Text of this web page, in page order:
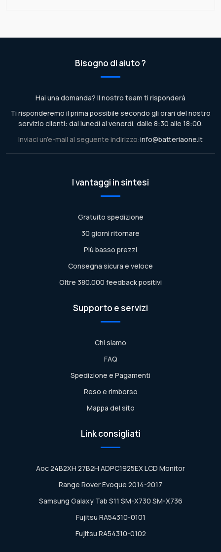
Bisogno di aiuto ?
Hai una domanda? Il nostro team ti risponderà
Ti risponderemo il prima possibile secondo gli orari del nostro
servizio clienti: dal lunedì al venerdì, dalle 8:30 alle 18:00.
Inviaci un'e-mail al seguente indirizzo:info@batteriaone.it
I vantaggi in sintesi
Gratuito spedizione
30 giorni ritornare
Più basso prezzi
Consegna sicura e veloce
Oltre 380.000 feedback positivi
Supporto e servizi
Chi siamo
FAQ
Spedizione e Pagamenti
Reso e rimborso
Mappa del sito
Link consigliati
Aoc 24B2XH 27B2H ADPC1925EX LCD Monitor
Range Rover Evoque 2014-2017
Samsung Galaxy Tab S11 SM-X730 SM-X736
Fujitsu RA54310-0101
Fujitsu RA54310-0102